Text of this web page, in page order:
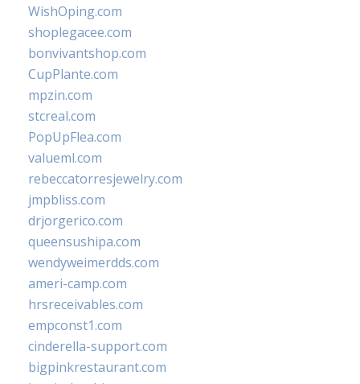
WishOping.com
shoplegacee.com
bonvivantshop.com
CupPlante.com
mpzin.com
stcreal.com
PopUpFlea.com
valueml.com
rebeccatorresjewelry.com
jmpbliss.com
drjorgerico.com
queensushipa.com
wendyweimerdds.com
ameri-camp.com
hrsreceivables.com
empconst1.com
cinderella-support.com
bigpinkrestaurant.com